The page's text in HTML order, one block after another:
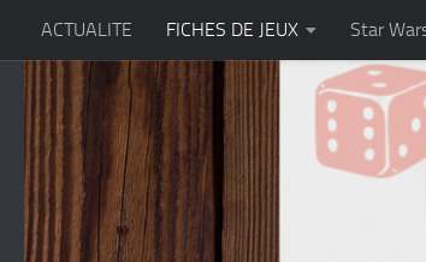
Skip to content
ACTUALITE FICHES DE JEUX Star